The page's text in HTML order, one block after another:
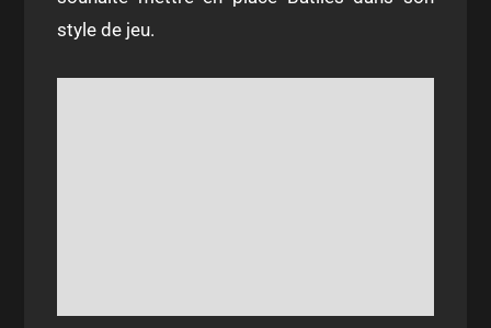
style de jeu.